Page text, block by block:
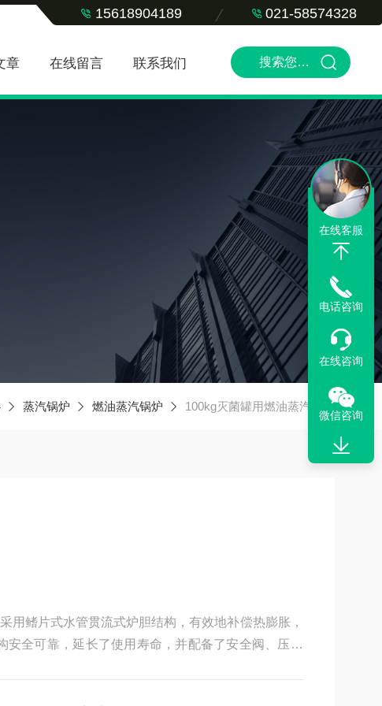
15618904189 021-58574328
章 在线留言 联系我们
蒸汽锅炉 燃油蒸汽锅炉 100kg灭菌罐用燃油蒸汽锅炉
用鳍片式水管贯流式炉胆结构，有效地补偿热膨胀，
安全可靠，延长了使用寿命，并配备了安全阀、压力
在线客服
电话咨询
在线咨询
微信咨询